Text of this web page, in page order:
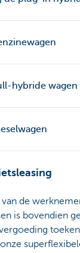
hybride wagen
van de
is bovendien